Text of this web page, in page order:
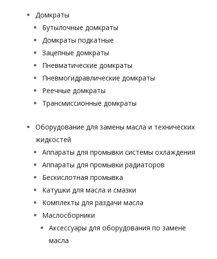
Домкраты
Бутылочные домкраты
Домкраты подкатные
Зацепные домкраты
Пневматические домкраты
Пневмогидравлические домкраты
Реечные домкраты
Трансмиссионные домкраты
Оборудование для замены масла и технических
жидкостей
Аппараты для промывки системы охлаждения
Аппараты для промывки радиаторов
Бескислотная промывка
Катушки для масла и смазки
Комплекты для раздачи масла
Маслосборники
Аксессуары для оборудования по замене
масла